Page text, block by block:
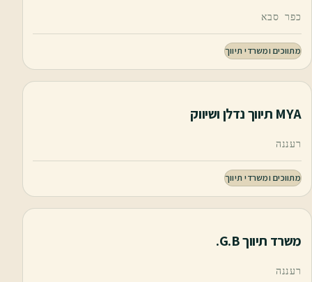
כפר סבא
מתווכים ומשרדי תיווך
MYA תיווך נדלן ושיווק
רעננה
מתווכים ומשרדי תיווך
משרד תיווך G.B.
רעננה